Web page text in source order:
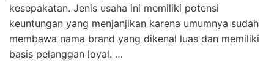
kesepakatan. Jenis usaha ini memiliki potensi
keuntungan yang menjanjikan karena umumnya sudah
membawa nama brand yang dikenal luas dan memiliki
basis pelanggan loyal. …